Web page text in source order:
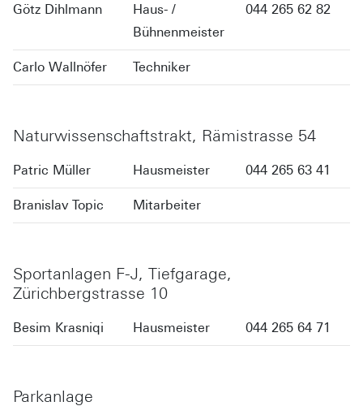
Götz Dihlmann
Haus- /
Bühnenmeister
044 265 62 82
Carlo Wallnöfer Techniker
Naturwissenschaftstrakt, Rämistrasse 54
Patric Müller Hausmeister 044 265 63 41
Branislav Topic Mitarbeiter
Sportanlagen F-J, Tiefgarage,
Zürichbergstrasse 10
Besim Krasniqi Hausmeister 044 265 64 71
Parkanlage